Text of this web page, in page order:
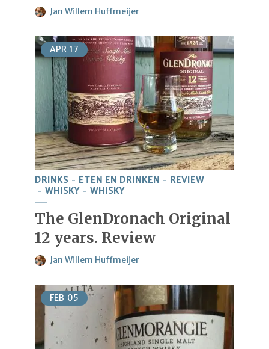
Jan Willem Huffmeijer
APR 17
DRINKS ETEN EN DRINKEN
REVIEW
WHISKY
WHISKY
The GlenDronach Original
12 years. Review
Jan Willem Huffmeijer
FEB 05